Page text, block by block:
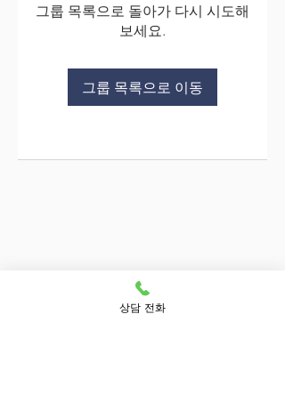
그룹 목록으로 돌아가 다시 시도해
보세요.
그룹 목록으로 이동
상담 전화